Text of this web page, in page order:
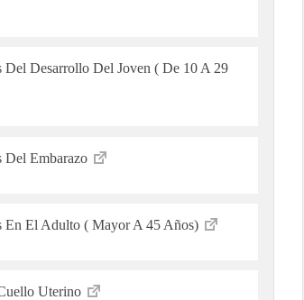
Del Desarrollo Del Joven ( De 10 A 29
Del Embarazo
En El Adulto ( Mayor A 45 Años)
Uterino